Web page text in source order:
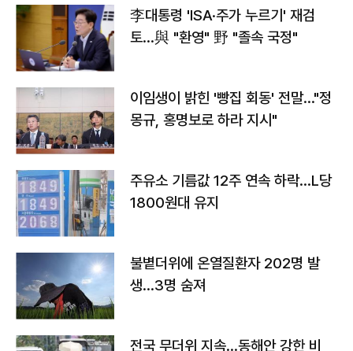
李대통령 'ISA·주가 누르기' 재검
토…與 "환영" 野 "졸속 국정"
이임생이 밝힌 '빵집 회동' 전말…"정
몽규, 홍명보로 하라 지시"
주유소 기름값 12주 연속 하락…L당
1800원대 유지
불볕더위에 온열질환자 202명 발
생…3명 숨져
전국 무더위 지속…동해안 강한 비